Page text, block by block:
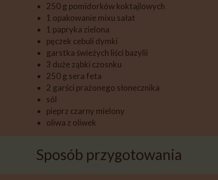
250 g pomidorków koktajlowych
1 opakowanie mixu sałat
1 papryka zielona
pęczek cebuli dymki
garstka świeżych liści bazylii
3 duże ząbki czosnku
250 g sera feta
2 garści prażonego słonecznika
sól
pieprz czarny mielony
oliwa z oliwek
Sposób przygotowania